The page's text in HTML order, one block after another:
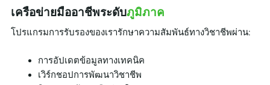
เครือข่ายมืออาชีพระดับภูมิภาค
โปรแกรมการรับรองของเรารักษาความสัมพันธ์ทางวิชาชีพผ่าน:
การอัปเดตข้อมูลทางเทคนิค
เวิร์กชอปการพัฒนาวิชาชีพ